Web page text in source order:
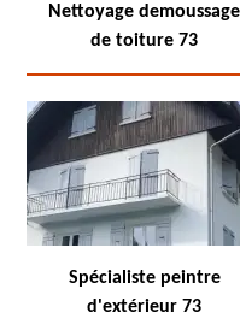
Nettoyage demoussage
de toiture 73
Spécialiste peintre
d'extérieur 73